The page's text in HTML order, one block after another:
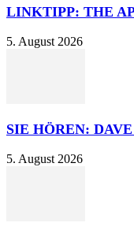
LINKTIPP: THE
5. August 2026
SIE HÖREN:
5. August 2026